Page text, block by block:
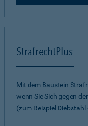
StrafrechtPlus
Mit dem Baustein
wenn Sie Sich gegen
(zum Beispiel